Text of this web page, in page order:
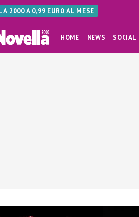
2000 A 0,99 EURO AL MESE
HOME NEWS SOCIAL